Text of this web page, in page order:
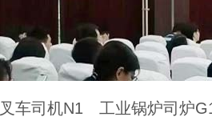
叉车司机N1 工业锅炉司炉